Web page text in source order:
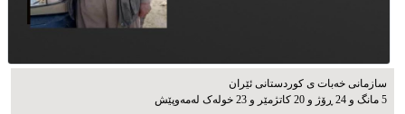
سازمانی خەبات ی كوردستانی ئێران
5 مانگ و 24 ڕۆژ و 20 کاتژمێر و 23 خوله‌ک له‌مه‌وپێش‌